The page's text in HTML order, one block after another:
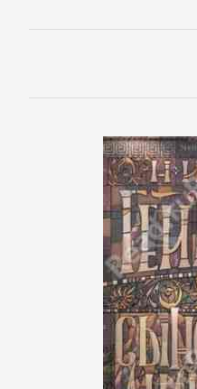
детективы
Современные
детективы
Шпионские
детективы
ДЕТСКИЕ
КНИГИ